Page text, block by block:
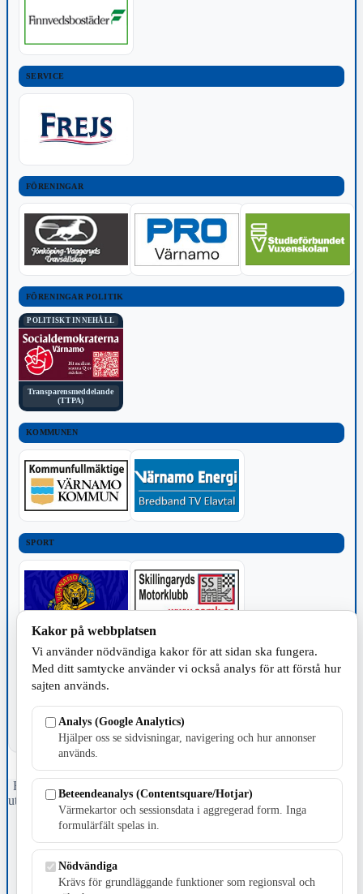
SERVICE
FÖRENINGAR
FÖRENINGAR POLITIK
POLITISKT INNEHÅLL
Transparensmeddelande
(TTPA)
KOMMUNEN
SPORT
TILLVERKNING
Fristående webbtidningsföretag grundat 1991 som sedan 2002 ger
ut tidningen Skillingaryd.nu och 2010 lanserades Värnamo.nu. Från
april 2026 omfattar Skillingaryd.nu tre kommuner: Gnosjö,
Värnamo och Vaggeryds kommun.
E-post: redaktionen@skillingaryd.nu
Postadress: Gisslaköp 1, 568 92 Skillingaryd
Kakor på webbplatsen
Vi använder nödvändiga kakor för att sidan ska fungera.
Med ditt samtycke använder vi också analys för att förstå hur
sajten används.
Analys (Google Analytics)
Hjälper oss se sidvisningar, navigering och hur annonser
används.
Beteendeanalys (Contentsquare/Hotjar)
Värmekartor och sessionsdata i aggregerad form. Inga
formulärfält spelas in.
Nödvändiga
Krävs för grundläggande funktioner som regionsval och